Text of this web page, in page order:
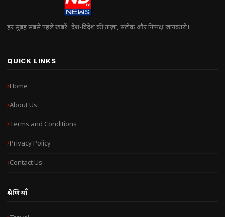
हर सुबह सबसे पहले खबरें। देश-विदेश की ताज़ा, सटीक और निष्पक्ष जानकारी।
QUICK LINKS
Home
About Us
Terms and Conditions
Privacy Policy
Contact Us
श्रेणियाँ